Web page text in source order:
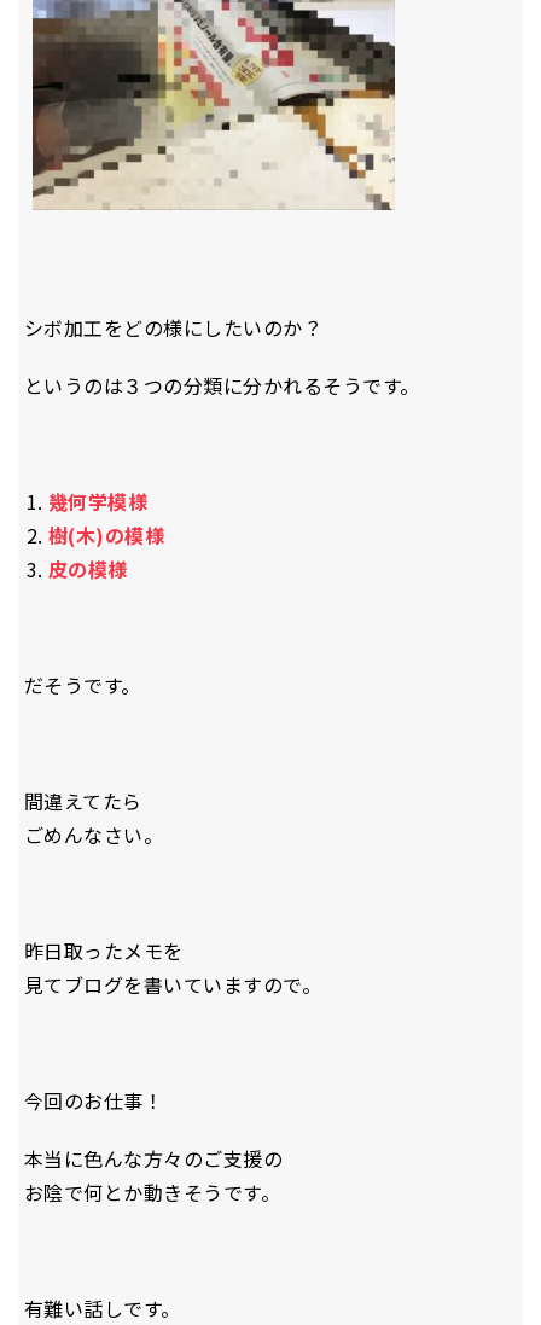
シボ加工をどの様にしたいのか？
というのは３つの分類に分かれるそうです。
幾何学模様
樹(木)の模様
皮の模様
だそうです。
間違えてたら
ごめんなさい。
昨日取ったメモを
見てブログを書いていますので。
今回のお仕事！
本当に色んな方々のご支援の
お陰で何とか動きそうです。
有難い話しです。